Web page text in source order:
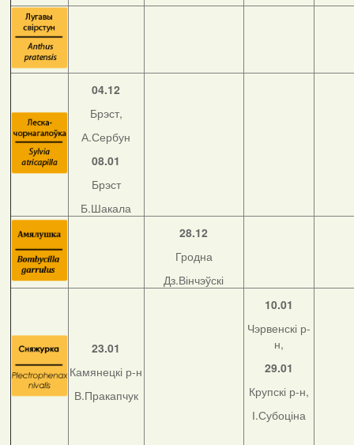
04.12
Брэст,
А.Сербун
08.01
Брэст
Б.Шакала
28.12
Гродна
Дз.Вінчэўскі
23.01
Камянецкі р-н
В.Пракапчук
10.01
Чэрвенскі р-
н,
29.01
Крупскі р-н,
І.Субоціна